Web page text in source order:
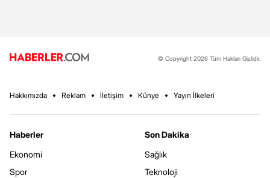
© Copyright 2026 Tüm Hakları Gizlidir.
Hakkımızda Reklam İletişim Künye Yayın İlkeleri
Haberler
Ekonomi
Spor
Son Dakika
Sağlık
Teknoloji